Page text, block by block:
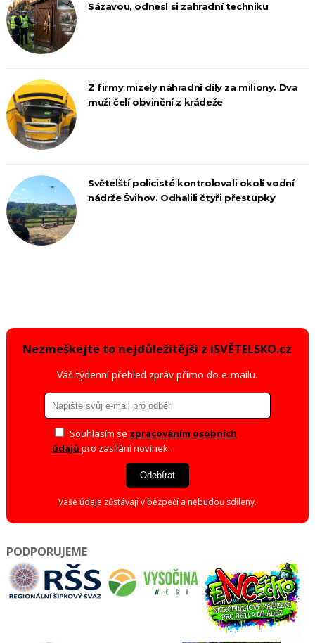
Sázavou, odnesl si zahradní techniku
Z firmy mizely náhradní díly za miliony. Dva
muži čelí obvinění z krádeže
Světelští policisté kontrolovali okolí vodní
nádrže Švihov. Odhalili čtyři přestupky
Nezmeškejte to nejdůležitější z iSVĚTELSKO.cz
Váš týdenní přehled zpráv přímo do e-mailu.
Souhlasím se zpracováním osobních
údajů pro zasílání novinek.
Odebírat
Vaše údaje zůstávají v bezpečí a nebudou sdíleny.
PODPORUJEME